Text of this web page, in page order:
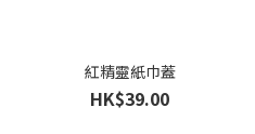
紅精靈紙巾蓋
HK$39.00